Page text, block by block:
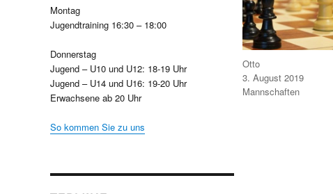
Autor
Otto
Veröffentlicht
am
3. August 2019
Kategorien
Mannschaften
Montag
Jugendtraining 16:30 – 18:00
Donnerstag
Jugend – U10 und U12: 18-19 Uhr
Jugend – U14 und U16: 19-20 Uhr
Erwachsene ab 20 Uhr
So kommen Sie zu uns